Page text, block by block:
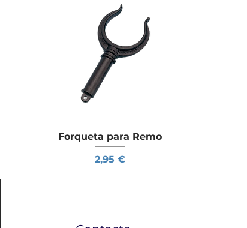
Visualização rápida
Forqueta para Remo
Preço
2,95 €